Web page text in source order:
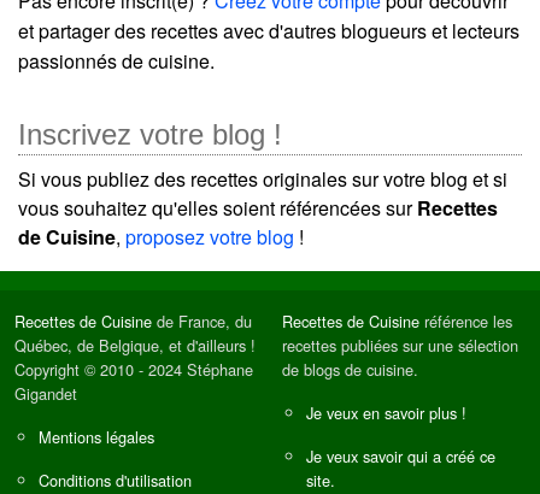
et partager des recettes avec d'autres blogueurs et lecteurs
passionnés de cuisine.
Inscrivez votre blog !
Si vous publiez des recettes originales sur votre blog et si
vous souhaitez qu'elles soient référencées surRecettes
de Cuisine, proposez votre blog !
Recettes de Cuisine de France, du
Québec, de Belgique, et d'ailleurs !
Copyright © 2010 - 2024 Stéphane
Gigandet
Mentions légales
Conditions d'utilisation
Recettes de Cuisine référence les
recettes publiées sur une sélection
de blogs de cuisine.
Je veux en savoir plus !
Je veux savoir qui a créé ce
site.